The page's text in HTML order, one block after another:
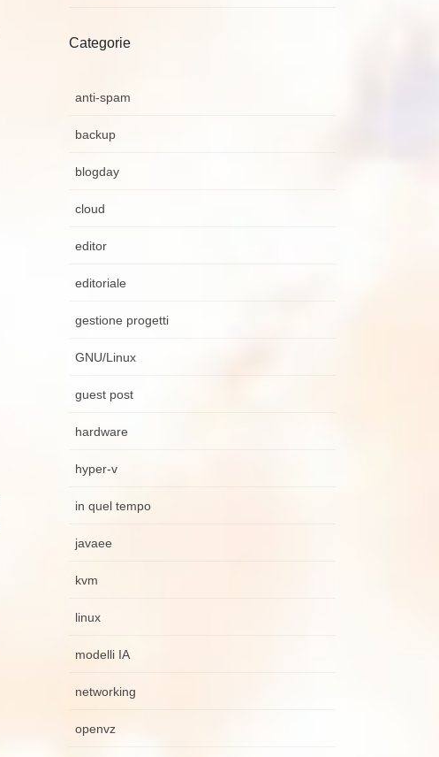
Categorie
anti-spam
backup
blogday
cloud
editor
editoriale
gestione progetti
GNU/Linux
guest post
hardware
hyper-v
in quel tempo
javaee
kvm
linux
modelli IA
networking
openvz